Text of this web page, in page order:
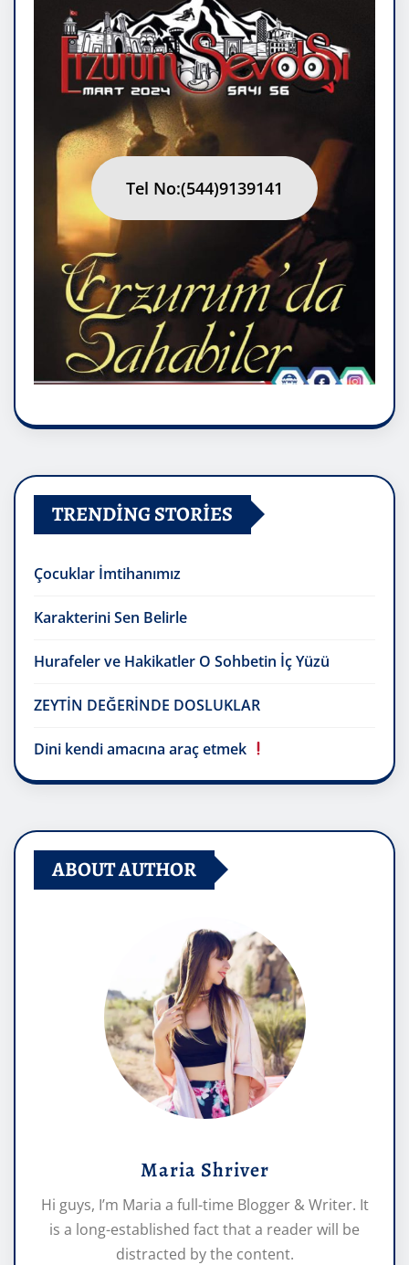
Tel No:(544)9139141
TRENDING STORIES
Çocuklar İmtihanımız
Karakterini Sen Belirle
Hurafeler ve Hakikatler O Sohbetin İç Yüzü
ZEYTİN DEĞERİNDE DOSLUKLAR
Dini kendi amacına araç etmek
ABOUT AUTHOR
Maria Shriver
Hi guys, I’m Maria a full-time Blogger & Writer. It
is a long-established fact that a reader will be
distracted by the content.